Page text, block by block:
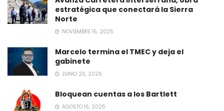
estratégica que conectará la Sierra
Norte
NOVIEMBRE 15, 2025
Marcelo termina el TMEC y deja el
gabinete
JUNIO 20, 2026
Bloquean cuentas a los Bartlett
AGOSTO 16, 2025